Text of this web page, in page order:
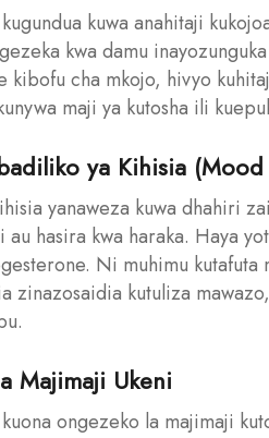
kuwa anahitaji
kwa damu
kibofu cha mkojo, hivyo
maji ya kutosha ili
ya Kihisia (Mood
yanaweza kuwa dhahiri
au hasira kwa haraka. Haya
Ni muhimu kutafuta
zinazosaidia kutuliza
Majimaji Ukeni
ongezeko la majimaji